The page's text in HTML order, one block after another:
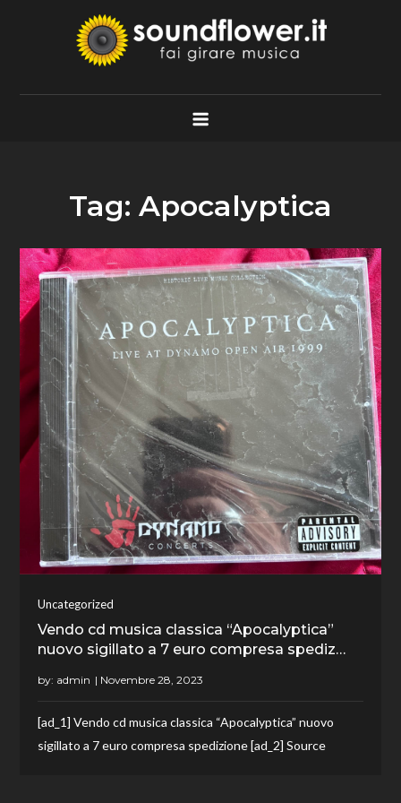
Soundflower.it
Fai Girare Musica
Tag: Apocalyptica
Uncategorized
Vendo cd musica classica “Apocalyptica”
nuovo sigillato a 7 euro compresa spediz…
by: admin
[ad_1] Vendo cd musica classica “Apocalyptica” nuovo
sigillato a 7 euro compresa spedizione [ad_2] Source